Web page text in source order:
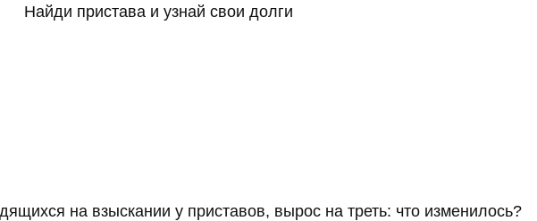
Найди пристава и узнай свои долги
на взыскании у приставов, вырос на треть: что изменилось?